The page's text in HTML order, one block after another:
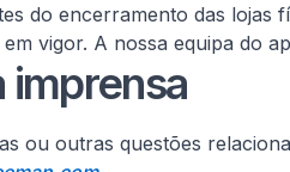
do encerramento das lojas
vigor. A nossa equipa do
imprensa
ou outras questões